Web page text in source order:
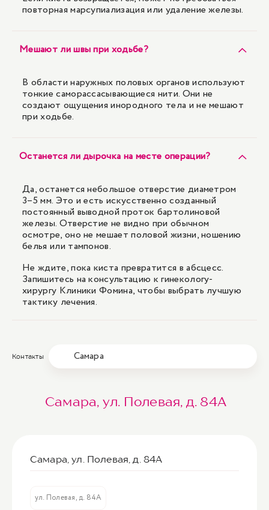
повторная марсупиализация или удаление железы.
Мешают ли швы при ходьбе?
В области наружных половых органов используют
тонкие саморассасывающиеся нити. Они не
создают ощущения инородного тела и не мешают
при ходьбе.
Останется ли дырочка на месте операции?
Да, останется небольшое отверстие диаметром
3–5 мм. Это и есть искусственно созданный
постоянный выводной проток бартолиновой
железы. Отверстие не видно при обычном
осмотре, оно не мешает половой жизни, ношению
белья или тампонов.
Не ждите, пока киста превратится в абсцесс.
Запишитесь на консультацию к гинекологу-
хирургу Клиники Фомина, чтобы выбрать лучшую
тактику лечения.
Контакты Самара
Самара, ул. Полевая, д. 84А
Самара, ул. Полевая, д. 84А
ул. Полевая, д. 84А